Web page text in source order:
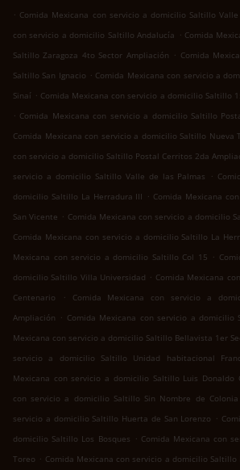
. Comida Mexicana con servicio a domicilio Saltillo Valle
con servicio a domicilio Saltillo Andalucía . Comida
Saltillo Zaragoza 4to Sector Ampliación . Comida
Saltillo San Ignacio . Comida Mexicana con servicio a
Sinaí . Comida Mexicana con servicio a domicilio Saltillo
. Comida Mexicana con servicio a domicilio Saltillo
Comida Mexicana con servicio a domicilio Saltillo Nueva
con servicio a domicilio Saltillo Postal Cerritos 2da
servicio a domicilio Saltillo Valle de las Palmas
.
domicilio Saltillo La Herradura III . Comida Mexicana
San Vicente . Comida Mexicana con servicio a domicilio
Comida Mexicana con servicio a domicilio Saltillo La
Mexicana con servicio a domicilio Saltillo Col 15 .
domicilio Saltillo Villa Universidad . Comida Mexicana
Centenario
.
Comida Mexicana con servicio a
Ampliación . Comida Mexicana con servicio a domicilio
Mexicana con servicio a domicilio Saltillo Bellavista 1er
servicio a domicilio Saltillo Unidad habitacional
Mexicana con servicio a domicilio Saltillo Luis Donaldo
con servicio a domicilio Saltillo Sin Nombre de
servicio a domicilio Saltillo Huerta de San Lorenzo .
domicilio Saltillo Los Bosques . Comida Mexicana con
Toreo . Comida Mexicana con servicio a domicilio